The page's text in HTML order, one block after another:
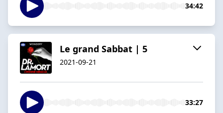
34:42
Le grand Sabbat | 5
2021-09-21
33:27